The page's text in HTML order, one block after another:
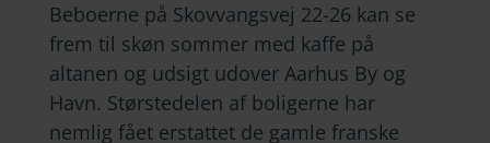
Beboerne på Skovvangsvej 22-26 kan se
frem til skøn sommer med kaffe på
altanen og udsigt udover Aarhus By og
Havn. Størstedelen af boligerne har
nemlig fået erstattet de gamle franske